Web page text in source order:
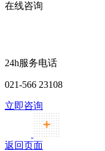
在线咨询
24h服务电话
021-566 23108
立即咨询
返回页面